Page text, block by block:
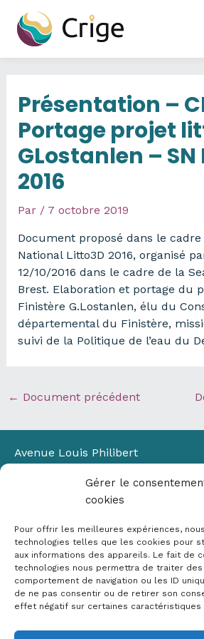
Gérer le
cookies
Pour offrir les meilleures expériences,
technologies telles que les cookies pour
aux informations des appareils. Le fait de
technologies nous permettra de traiter
comportement de navigation ou les ID
de ne pas consentir ou de retirer son
effet négatif sur certaines caractéristiques
contenu
Présentation –
Portage projet
GLostanlen – SN
2016
Par / 7 octobre 2019
Document proposé dans le
National Litto3D 2016, organisé
12/10/2016 dans le cadre de la
Brest. Elaboration et portage du
Finistère G.Lostanlen, élu du
départemental du Finistère,
suivi de la Politique de l’eau du
← Document précédent
Avenue Louis Philibert
Bâtiment Laennec
13100 Aix-en-Provence
✉ contact@crige-paca.org